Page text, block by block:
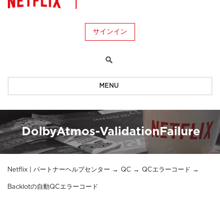
サインイン
MENU
DolbyAtmos-ValidationFailure
Netflix | パートナーヘルプセンター QC QCエラーコード
Backlotの自動QCエラーコード